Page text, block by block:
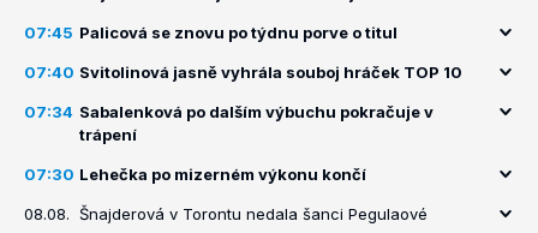
07:45 Palicová se znovu po týdnu porve o titul
07:40 Svitolinová jasně vyhrála souboj hráček TOP 10
07:34 Sabalenková po dalším výbuchu pokračuje v
trápení
07:30 Lehečka po mizerném výkonu končí
08.08. Šnajderová v Torontu nedala šanci Pegulaové